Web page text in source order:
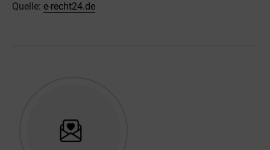
Quelle: e-recht24.de